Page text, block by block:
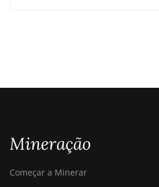
Mineração
Começar a Minerar